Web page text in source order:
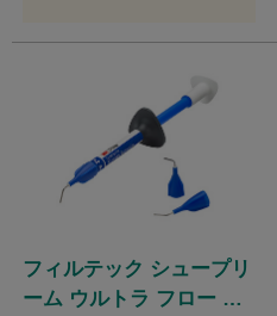
フィルテック シュープリ
ーム ウルトラ フロー コ